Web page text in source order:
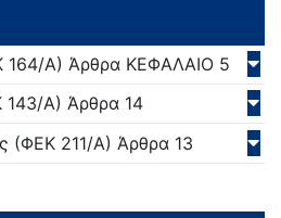
164/Α) Άρθρα ΚΕΦΑΛΑΙΟ 5
143/Α) Άρθρα 14
(ΦΕΚ 211/Α) Άρθρα 13